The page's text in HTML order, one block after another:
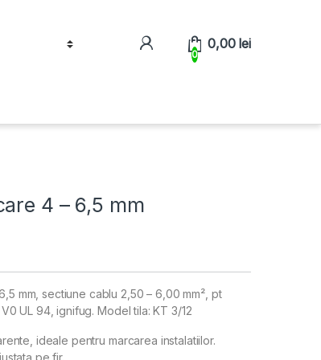
0
0,00 lei
4 – 6,5 mm
mm, sectiune cablu 2,50 – 6,00 mm², pt
UL 94, ignifug. Model tila: KT 3/12
ideale pentru marcarea instalatiilor.